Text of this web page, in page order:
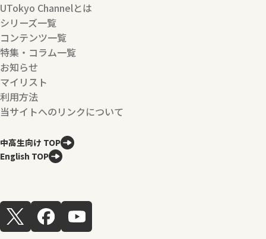
UTokyo Channelとは
シリーズ一覧
コンテンツ一覧
特集・コラム一覧
お知らせ
マイリスト
利用方法
当サイトへのリンクについて
中高生向け TOP
English TOP